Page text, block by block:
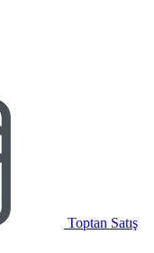
Toptan Satış